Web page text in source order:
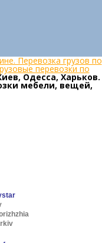
Перевозка грузов по
перевозки по
Одесса, Харьков.
мебели, вещей,